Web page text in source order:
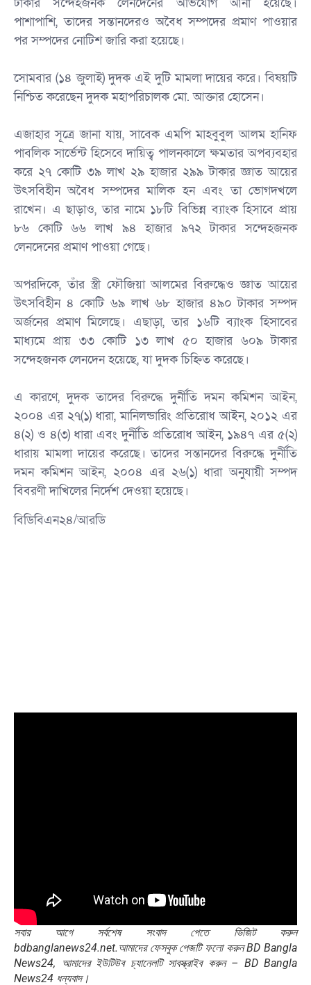
টাকার সন্দেহজনক লেনদেনের অভিযোগ আনা হয়েছে।
পাশাপাশি, তাদের সন্তানদেরও অবৈধ সম্পদের প্রমাণ পাওয়ার
পর সম্পদের নোটিশ জারি করা হয়েছে।
‎সোমবার (১৪ জুলাই) দুদক এই দুটি মামলা দায়ের করে। বিষয়টি
নিশ্চিত করেছেন দুদক মহাপরিচালক মো. আক্তার হোসেন।
‎এজাহার সূত্রে জানা যায়, সাবেক এমপি মাহবুবুল আলম হানিফ
পাবলিক সার্ভেন্ট হিসেবে দায়িত্ব পালনকালে ক্ষমতার অপব্যবহার
করে ২৭ কোটি ৩৯ লাখ ২৯ হাজার ২৯৯ টাকার জ্ঞাত আয়ের
উৎসবিহীন অবৈধ সম্পদের মালিক হন এবং তা ভোগদখলে
রাখেন। এ ছাড়াও, তার নামে ১৮টি বিভিন্ন ব্যাংক হিসাবে প্রায়
৮৬ কোটি ৬৬ লাখ ৯৪ হাজার ৯৭২ টাকার সন্দেহজনক
লেনদেনের প্রমাণ পাওয়া গেছে।
‎অপরদিকে, তাঁর স্ত্রী ফৌজিয়া আলমের বিরুদ্ধেও জ্ঞাত আয়ের
উৎসবিহীন ৪ কোটি ৬৯ লাখ ৬৮ হাজার ৪৯০ টাকার সম্পদ
অর্জনের প্রমাণ মিলেছে। এছাড়া, তার ১৬টি ব্যাংক হিসাবের
মাধ্যমে প্রায় ৩৩ কোটি ১৩ লাখ ৫০ হাজার ৬০৯ টাকার
সন্দেহজনক লেনদেন হয়েছে, যা দুদক চিহ্নিত করেছে।
‎এ কারণে, দুদক তাদের বিরুদ্ধে দুর্নীতি দমন কমিশন আইন,
২০০৪ এর ২৭(১) ধারা, মানিলন্ডারিং প্রতিরোধ আইন, ২০১২ এর
৪(২) ও ৪(৩) ধারা এবং দুর্নীতি প্রতিরোধ আইন, ১৯৪৭ এর ৫(২)
ধারায় মামলা দায়ের করেছে। তাদের সন্তানদের বিরুদ্ধে দুর্নীতি
দমন কমিশন আইন, ২০০৪ এর ২৬(১) ধারা অনুযায়ী সম্পদ
বিবরণী দাখিলের নির্দেশ দেওয়া হয়েছে।
বিডিবিএন২৪/আরডি
সবার আগে সর্বশেষ সংবাদ পেতে ভিজিট করুন
bdbanglanews24.net.আমাদের ফেসবুক পেজটি ফলো করুন BD Bangla
News24, আমাদের ইউটিউব চ্যানেলটি সাবস্ক্রাইব করুন – BD Bangla
News24 ধন্যবাদ।